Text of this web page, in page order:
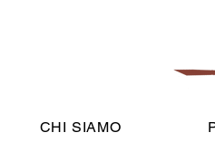
CHI SIAMO